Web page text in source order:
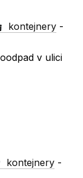
kontejnery -
v ulici
kontejnery -